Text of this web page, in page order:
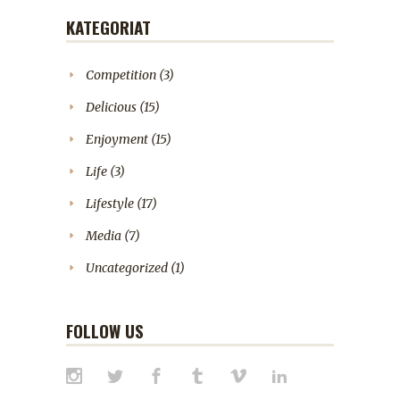
KATEGORIAT
Competition (3)
Delicious (15)
Enjoyment (15)
Life (3)
Lifestyle (17)
Media (7)
Uncategorized (1)
FOLLOW US